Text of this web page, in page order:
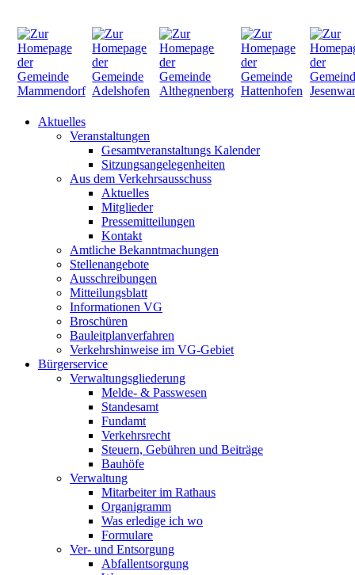
Aktuelles
Veranstaltungen
Gesamtveranstaltungs Kalender
Sitzungsangelegenheiten
Aus dem Verkehrsausschuss
Aktuelles
Mitglieder
Pressemitteilungen
Kontakt
Amtliche Bekanntmachungen
Stellenangebote
Ausschreibungen
Mitteilungsblatt
Informationen VG
Broschüren
Bauleitplanverfahren
Verkehrshinweise im VG-Gebiet
Bürgerservice
Verwaltungsgliederung
Melde- & Passwesen
Standesamt
Fundamt
Verkehrsrecht
Steuern, Gebühren und Beiträge
Bauhöfe
Verwaltung
Mitarbeiter im Rathaus
Organigramm
Was erledige ich wo
Formulare
Ver- und Entsorgung
Abfallentsorgung